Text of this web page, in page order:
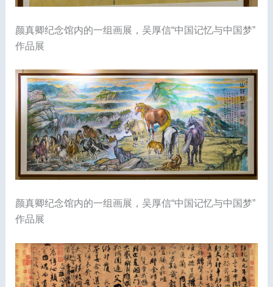
颜真卿纪念馆内的一组画展，吴厚信“中国记忆与中国梦”
作品展
颜真卿纪念馆内的一组画展，吴厚信“中国记忆与中国梦”
作品展